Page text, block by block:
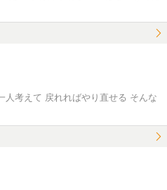
人考えて 戻れればやり直せる そんな